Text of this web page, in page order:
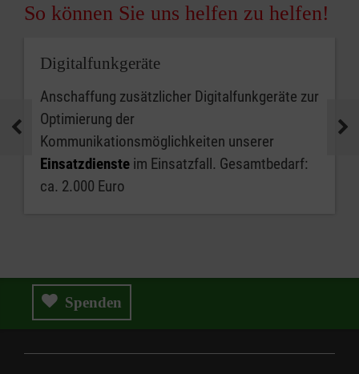
So können Sie uns helfen zu helfen!
Digitalfunkgeräte
Anschaffung zusätzlicher Digitalfunkgeräte zur
Optimierung der
Kommunikationsmöglichkeiten unserer
Einsatzdienste im Einsatzfall. Gesamtbedarf:
ca. 2.000 Euro
Spenden